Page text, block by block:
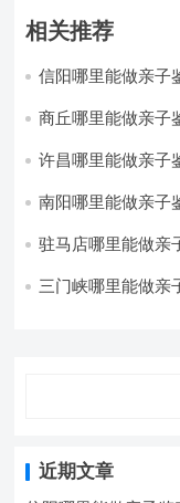
相关推荐
信阳哪里能做亲子
商丘哪里能做亲子
许昌哪里能做亲子
南阳哪里能做亲子
驻马店哪里能做亲
三门峡哪里能做亲
近期文章